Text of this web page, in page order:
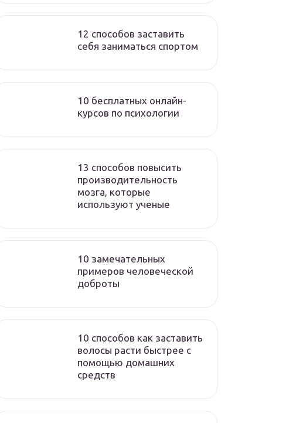
12 способов заставить
себя заниматься спортом
10 бесплатных онлайн-
курсов по психологии
13 способов повысить
производительность
мозга, которые
используют ученые
10 замечательных
примеров человеческой
доброты
10 способов как заставить
волосы расти быстрее с
помощью домашних
средств